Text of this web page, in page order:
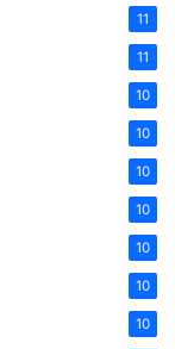
11
11
10
10
10
10
10
10
10